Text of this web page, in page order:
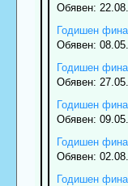
Обявен:
Годишен
Обявен:
Годишен
Обявен:
Годишен
Обявен:
Годишен
Обявен:
Годишен